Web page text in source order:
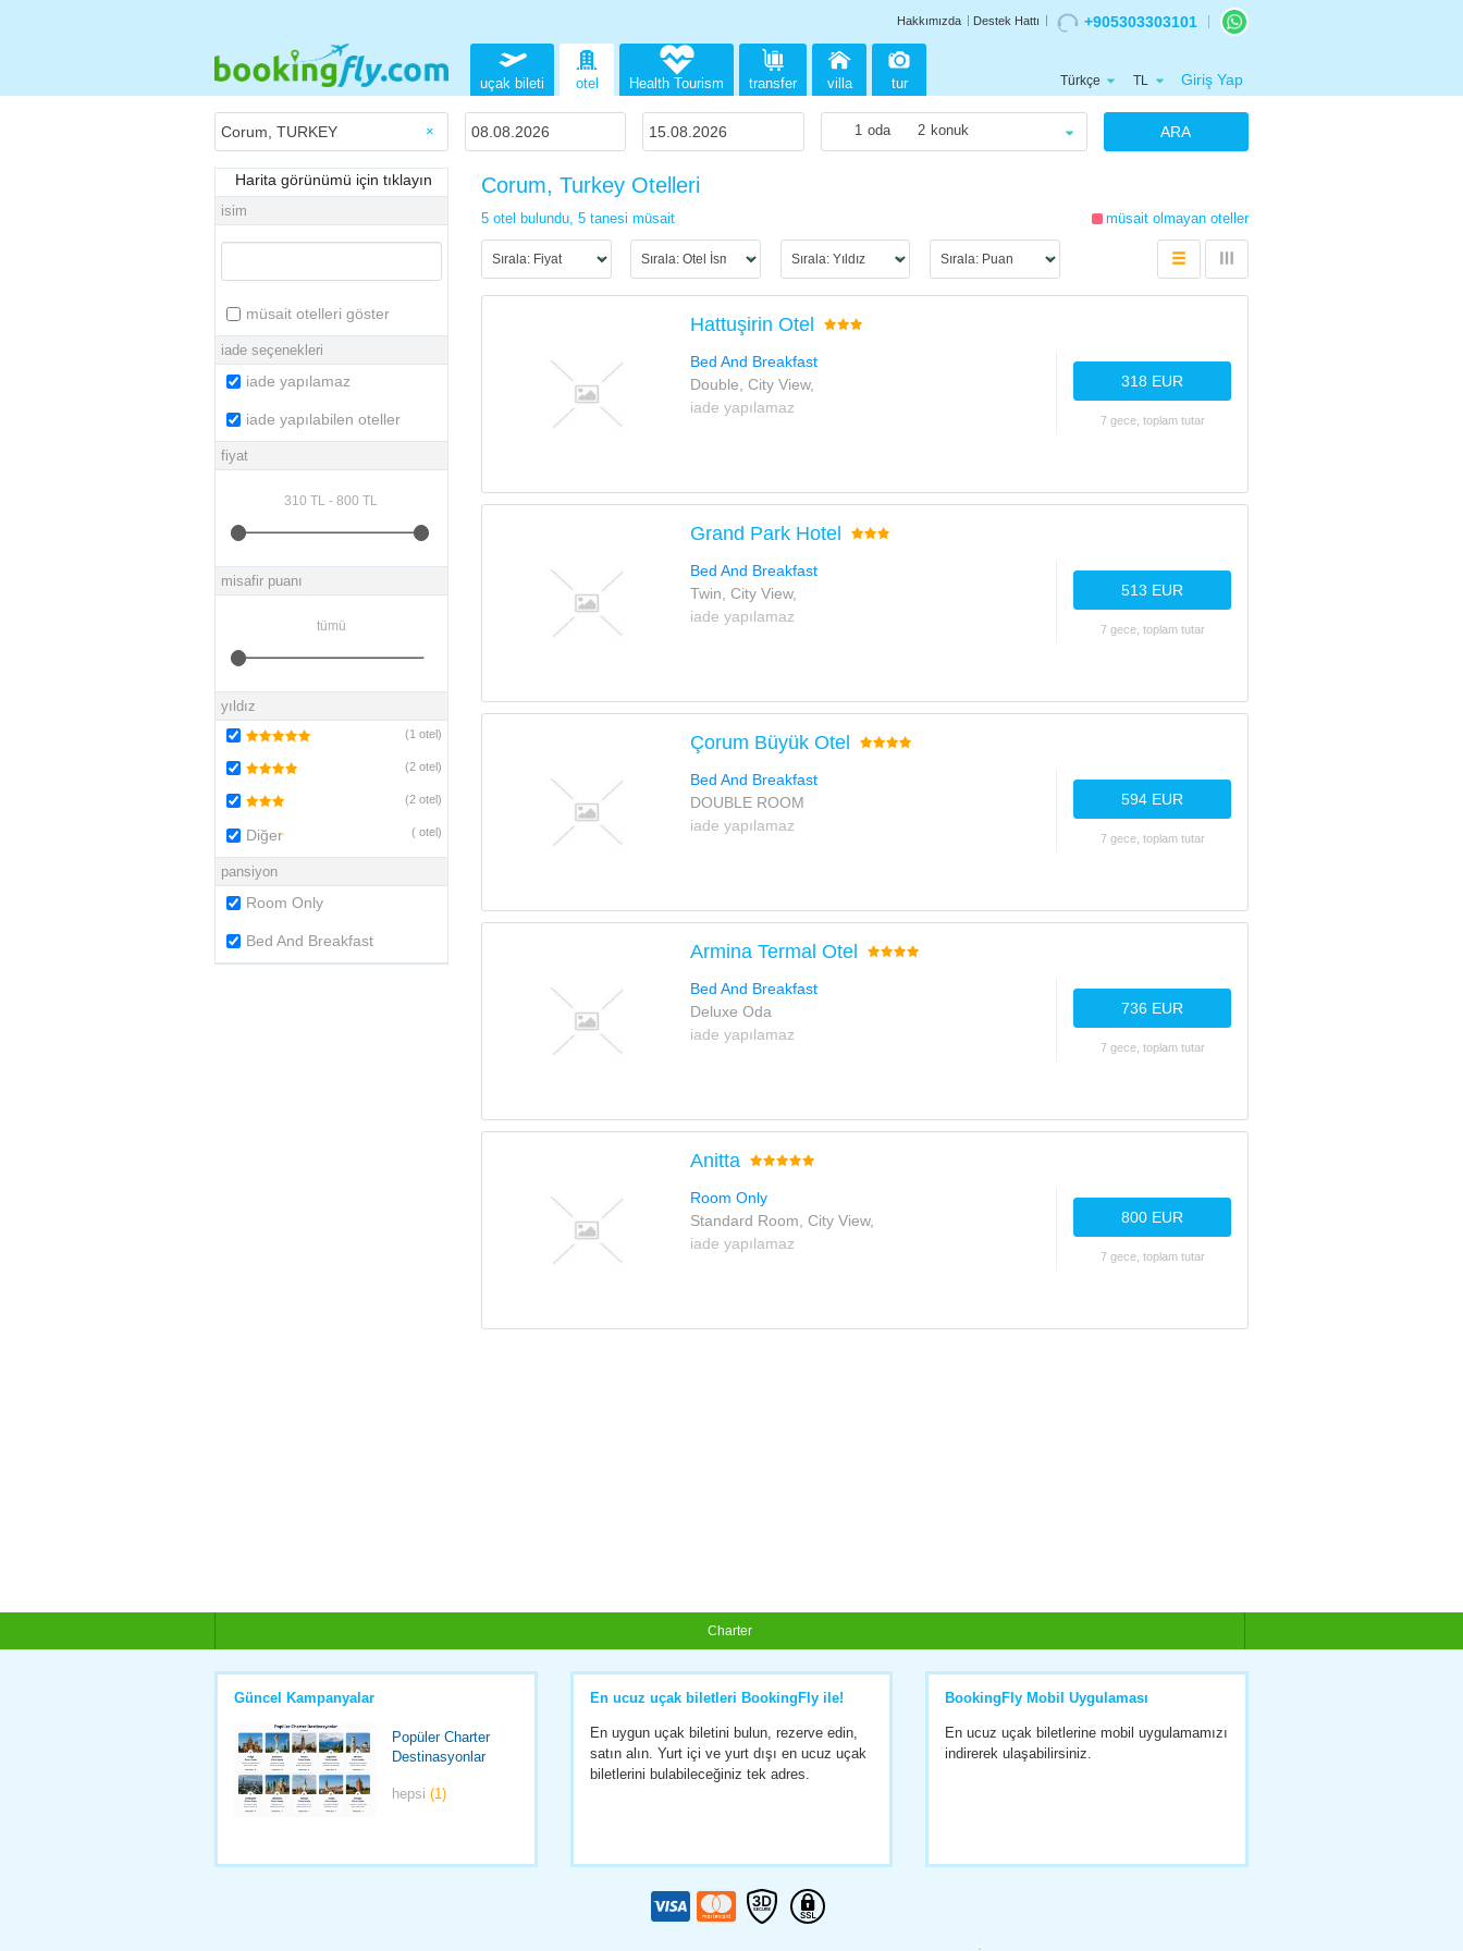
Hakkımızda Destek Hattı +905303303101
uçak bileti otel transfer villa tur
Health Tourism Türkçe TL Giriş Yap
× 1 oda 2 konuk ARA
Harita görünümü için tıklayın
isim
müsait otelleri göster
iade seçenekleri
iade yapılamaz
iade yapılabilen oteller
fiyat
misafir puanı
yıldız
Diğer ( otel)
(2 otel)
(2 otel)
(1 otel)
pansiyon
Room Only
Bed And Breakfast
Corum, Turkey Otelleri
5 otel bulundu, 5 tanesi müsait müsait olmayan oteller
Hattuşirin Otel
Bed And Breakfast
Double, City View,
iade yapılamaz
318 EUR
7 gece, toplam tutar
Grand Park Hotel
Bed And Breakfast
Twin, City View,
iade yapılamaz
513 EUR
7 gece, toplam tutar
Çorum Büyük Otel
Bed And Breakfast
DOUBLE ROOM
iade yapılamaz
594 EUR
7 gece, toplam tutar
Armina Termal Otel
Bed And Breakfast
Deluxe Oda
iade yapılamaz
736 EUR
7 gece, toplam tutar
Anitta
Room Only
Standard Room, City View,
iade yapılamaz
800 EUR
7 gece, toplam tutar
Charter
Güncel Kampanyalar
Popüler Charter
Destinasyonlar
hepsi(1)
En ucuz uçak biletleri BookingFly ile!
En uygun uçak biletini bulun, rezerve edin,
satın alın. Yurt içi ve yurt dışı en ucuz uçak
biletlerini bulabileceğiniz tek adres.
BookingFly Mobil Uygulaması
En ucuz uçak biletlerine mobil uygulamamızı
indirerek ulaşabilirsiniz.